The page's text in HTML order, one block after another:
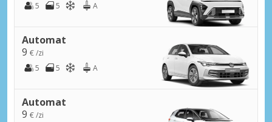
5
5 A
Automat
9 € /zi
5
5 A
Automat
9 € /zi